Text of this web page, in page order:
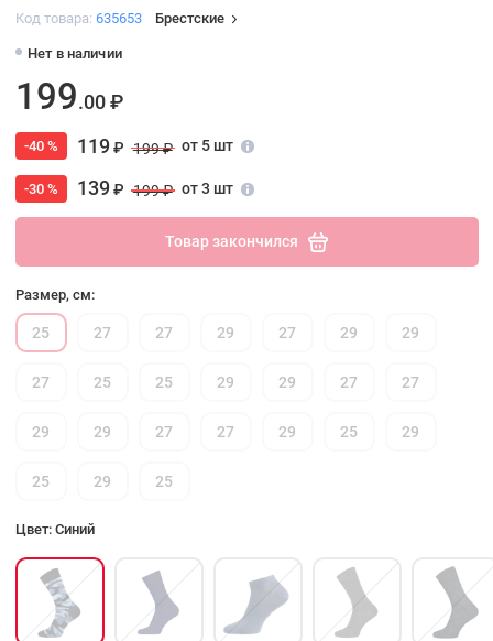
Код товара: 635653 Брестские
Нет в наличии
199.00 ₽
-40 % 119₽ 199 ₽ от 5 шт
-30 % 139₽ 199 ₽ от 3 шт
Товар закончился
Размер, см:
25 27 27 29 27 29 29
27 25 25 29 29 27 27
29 29 27 27 29 25 29
25 29 25
Цвет: Синий